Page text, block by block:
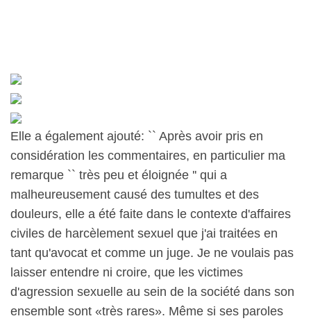
Elle a également ajouté: `` Après avoir pris en
considération les commentaires, en particulier ma
remarque `` très peu et éloignée '' qui a
malheureusement causé des tumultes et des
douleurs, elle a été faite dans le contexte d'affaires
civiles de harcèlement sexuel que j'ai traitées en
tant qu'avocat et comme un juge. Je ne voulais pas
laisser entendre ni croire, que les victimes
d'agression sexuelle au sein de la société dans son
ensemble sont «très rares». Même si ses paroles